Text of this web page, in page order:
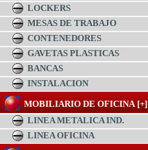
LOCKERS
MESAS DE TRABAJO
CONTENEDORES
GAVETAS PLASTICAS
BANCAS
INSTALACION
MOBILIARIO DE OFICINA [+]
LINEA METALICA IND.
LINEA OFICINA